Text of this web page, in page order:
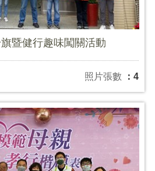
暨健行趣味闖關活動
照片張數 ：4